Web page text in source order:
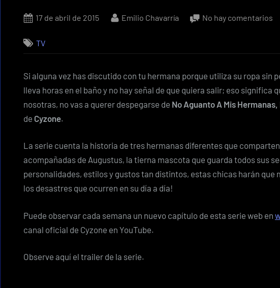
Posted
17 de abril de 2015 By
Emilio Chavarría No hay comentarios
TV
Si alguna vez has discutido con tu hermana porque utiliza su ropa sin
lleva horas en el baño y no hay señal de que quiera salir; eso significa
nosotras, no vas a querer despegarse de No Aguanto A Mis Hermanas,
de Cyzone.
La serie cuenta la historia de tres hermanas diferentes que
acompañadas de Augustus, la tierna mascota que guarda todos sus
personalidades, estilos y gustos tan distintos, estas chicas harán que
los desastres que ocurren en su día a día!
Puede observar cada semana un nuevo capítulo de esta serie web en
canal oficial de Cyzone en YouTube.
Observe aquí el trailer de la serie.